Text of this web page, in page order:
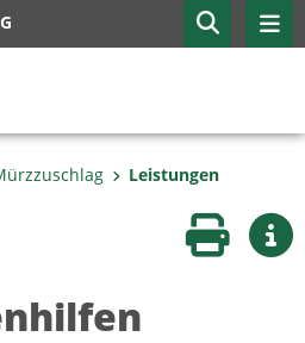
Leistungen
Seite